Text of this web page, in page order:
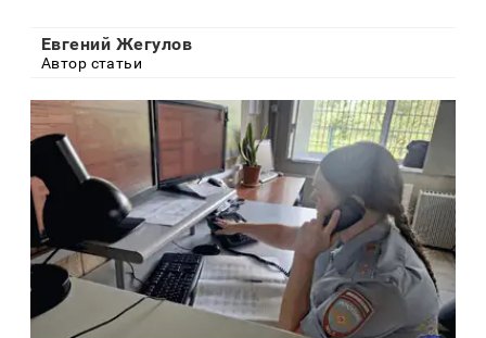
Евгений Жегулов
Автор статьи